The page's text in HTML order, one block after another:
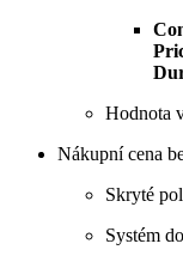
Hodnota
Nákupní cena
Skryté
Systém